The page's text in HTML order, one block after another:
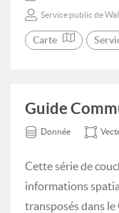
Service public de
Carte
Guide
Donnée
Cette série de
informations
transposés dans